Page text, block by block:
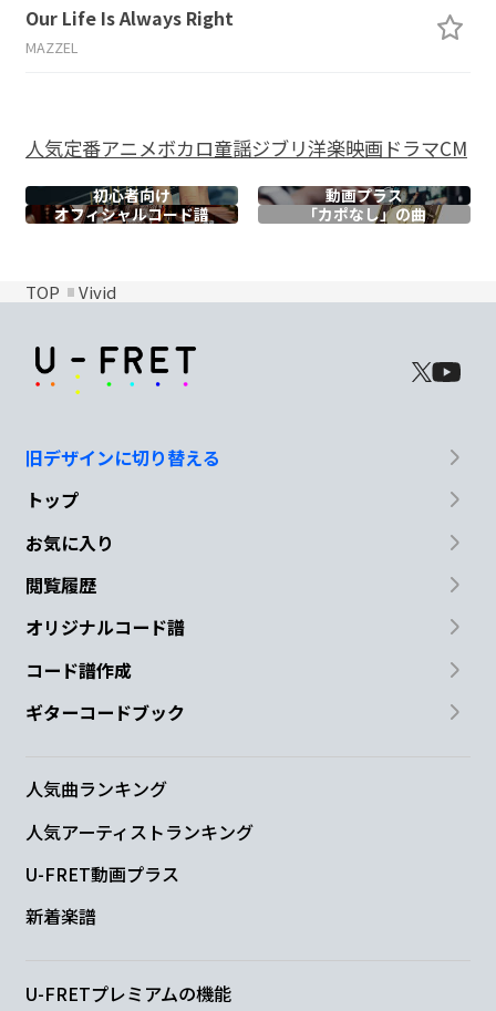
Our Life Is Always Right
MAZZEL
人気定番アニメボカロ童謡ジブリ洋楽映画ドラマCM
初心者向け
動画プラス
オフィシャルコード譜 「カポなし」の曲
TOP Vivid
旧デザインに切り替える
トップ
お気に入り
閲覧履歴
オリジナルコード譜
コード譜作成
ギターコードブック
人気曲ランキング
人気アーティストランキング
U-FRET動画プラス
新着楽譜
U-FRETプレミアムの機能